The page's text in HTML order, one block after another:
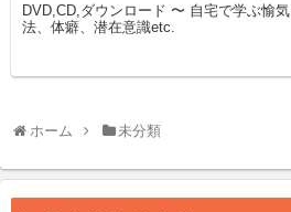
DVD,CD,ダウンロード 〜 自宅で学ぶ愉気
法、体癖、潜在意識etc.
ホーム 未分類